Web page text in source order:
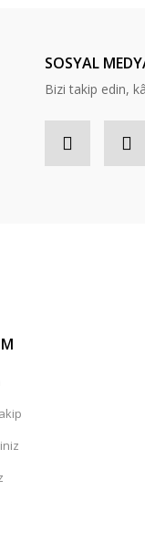
SOSYAL
Bizi takip edin,